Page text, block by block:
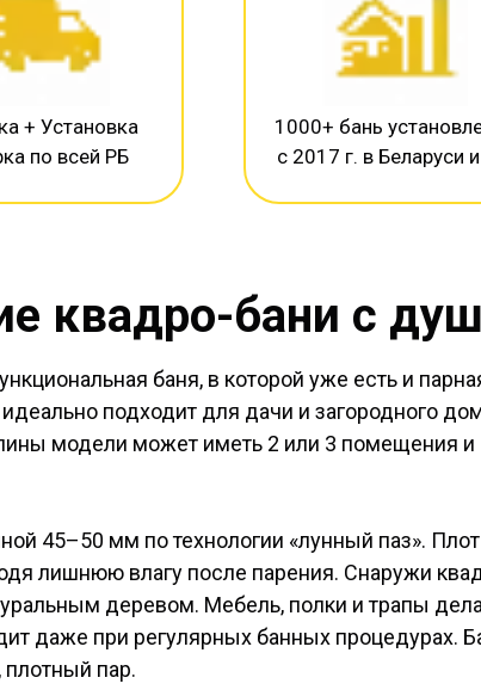
+ Установка
по всей РБ
1000+ бань
с 2017 г. в Беларуси
квадро-бани с
баня, в которой уже есть и
подходит для дачи и загородного
модели может иметь 2 или 3 помещения
45–50 мм по технологии «лунный паз».
лишнюю влагу после парения. Снаружи
деревом. Мебель, полки и трапы
даже при регулярных банных процедурах.
пар.